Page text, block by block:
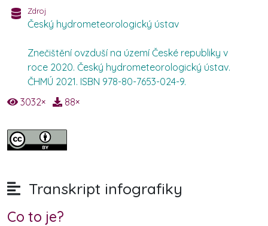
Zdroj
Český hydrometeorologický ústav
Znečištění ovzduší na území České republiky v
roce 2020. Český hydrometeorologický ústav.
ČHMÚ 2021. ISBN 978-80-7653-024-9.
3032× 88×
Transkript infografiky
Co to je?